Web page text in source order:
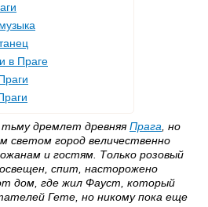
в Праге
дремлет древняяПрага , но
светом город величественно
и гостям. Только розовый
спит, насторожено
дом, где жил Фауст, который
Гете, но никому пока еще